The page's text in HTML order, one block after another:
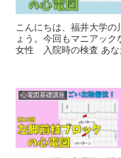
こんにちは、福井大学
ょう。今回もマニアッ
女性 入院時の検査 あな
心電図基礎講座